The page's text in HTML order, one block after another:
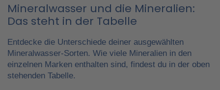
Mineralwasser und die Mineralien:
Das steht in der Tabelle
Entdecke die Unterschiede deiner ausgewählten
Mineralwasser-Sorten. Wie viele Mineralien in den
einzelnen Marken enthalten sind, findest du in der oben
stehenden Tabelle.